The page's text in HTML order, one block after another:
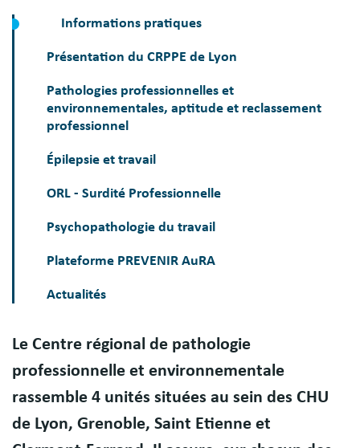
Informations pratiques
Présentation du CRPPE de Lyon
Pathologies professionnelles et
environnementales, aptitude et reclassement
professionnel
Épilepsie et travail
ORL - Surdité Professionnelle
Psychopathologie du travail
Plateforme PREVENIR AuRA
Actualités
Présentation
Le Centre régional de pathologie
professionnelle et environnementale
rassemble 4 unités situées au sein des CHU
de Lyon, Grenoble, Saint Etienne et